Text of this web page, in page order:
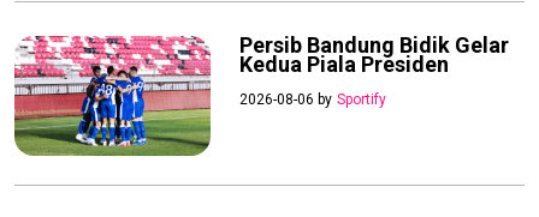
Persib Bandung Bidik Gelar
Kedua Piala Presiden
2026-08-06 by Sportify